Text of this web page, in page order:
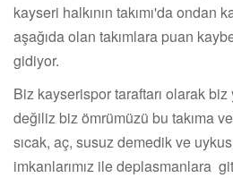
kayseri halkının takımı'da ondan
aşağıda olan takımlara puan
gidiyor.
Biz kayserispor taraftarı olarak
değiliz biz ömrümüzü bu takıma
sıcak, aç, susuz demedik ve
imkanlarımız ile deplasmanlara